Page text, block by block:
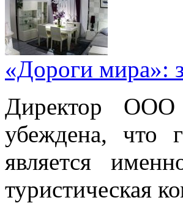
«Дороги мира»:
Директор
убеждена, что
является
туристическая